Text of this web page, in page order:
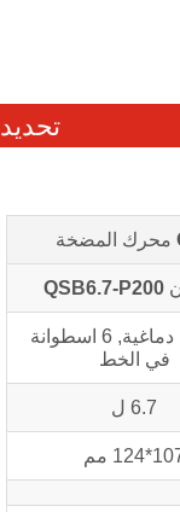
تحديد
المضخة
QSB6.7-P200
4 سكتة دماغية, 6 اسطوانة
في الخط
6.7 ل
مم